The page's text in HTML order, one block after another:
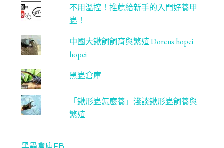
不用溫控！推薦給新手的入門好養甲
蟲！
中國大鍬飼飼育與繁殖 Dorcus hopei
hopei
黑蟲倉庫
「鍬形蟲怎麼養」淺談鍬形蟲飼養與
繁殖
黑蟲倉庫FB